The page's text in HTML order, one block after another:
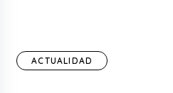
ACTUALIDAD